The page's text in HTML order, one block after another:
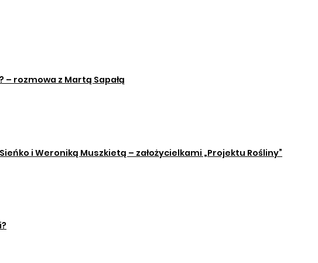
rozmowa z Martą Sapałą
i Weroniką Muszkietą – założycielkami „Projektu Rośliny”